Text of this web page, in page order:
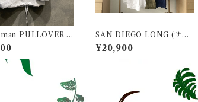
PULLOVER S
ヨットマン プルオ
ャツ) / Col. Sax
)
SAN DIEGO LONG (サン
ディエゴ ロング) リネン10
0％ boga boga Loopline
¥20,900